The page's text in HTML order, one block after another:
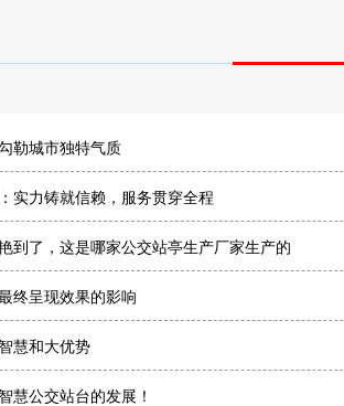
勒城市独特气质
实力铸就信赖，服务贯穿全程
到了，这是哪家公交站亭生产厂家生产的
终呈现效果的影响
慧和大优势
慧公交站台的发展！